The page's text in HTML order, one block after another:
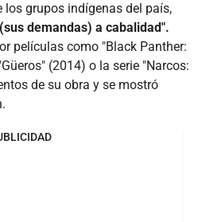
los grupos indígenas del país,
demandas) a cabalidad".
películas como "Black Panther:
(2014) o la serie "Narcos:
de su obra y se mostró